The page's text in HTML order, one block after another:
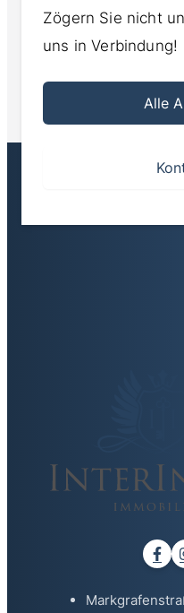
Zögern Sie nicht
uns in Verbindung!
Alle